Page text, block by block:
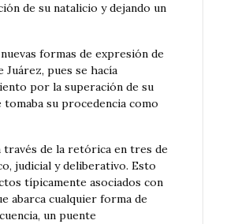
de su natalicio y dejando un
formas de expresión de
pues se hacía
por la superación de su
su procedencia como
través de la retórica en tres de
judicial y deliberativo. Esto
típicamente asociados con
abarca cualquier forma de
un puente